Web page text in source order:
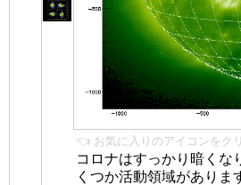
👈 お気に入りのアイコンをク
コロナはすっかり暗くな
くつか活動領域がありま